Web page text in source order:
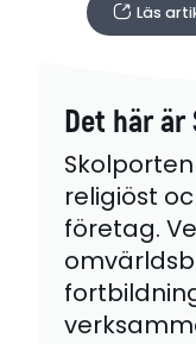
Läs
Det här
religiöst
företag.